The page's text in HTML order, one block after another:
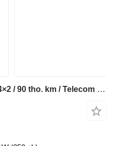
IVECO Eurocargo 120-250 4×2 / 90 tho. km / Telecom 20 drilling rig